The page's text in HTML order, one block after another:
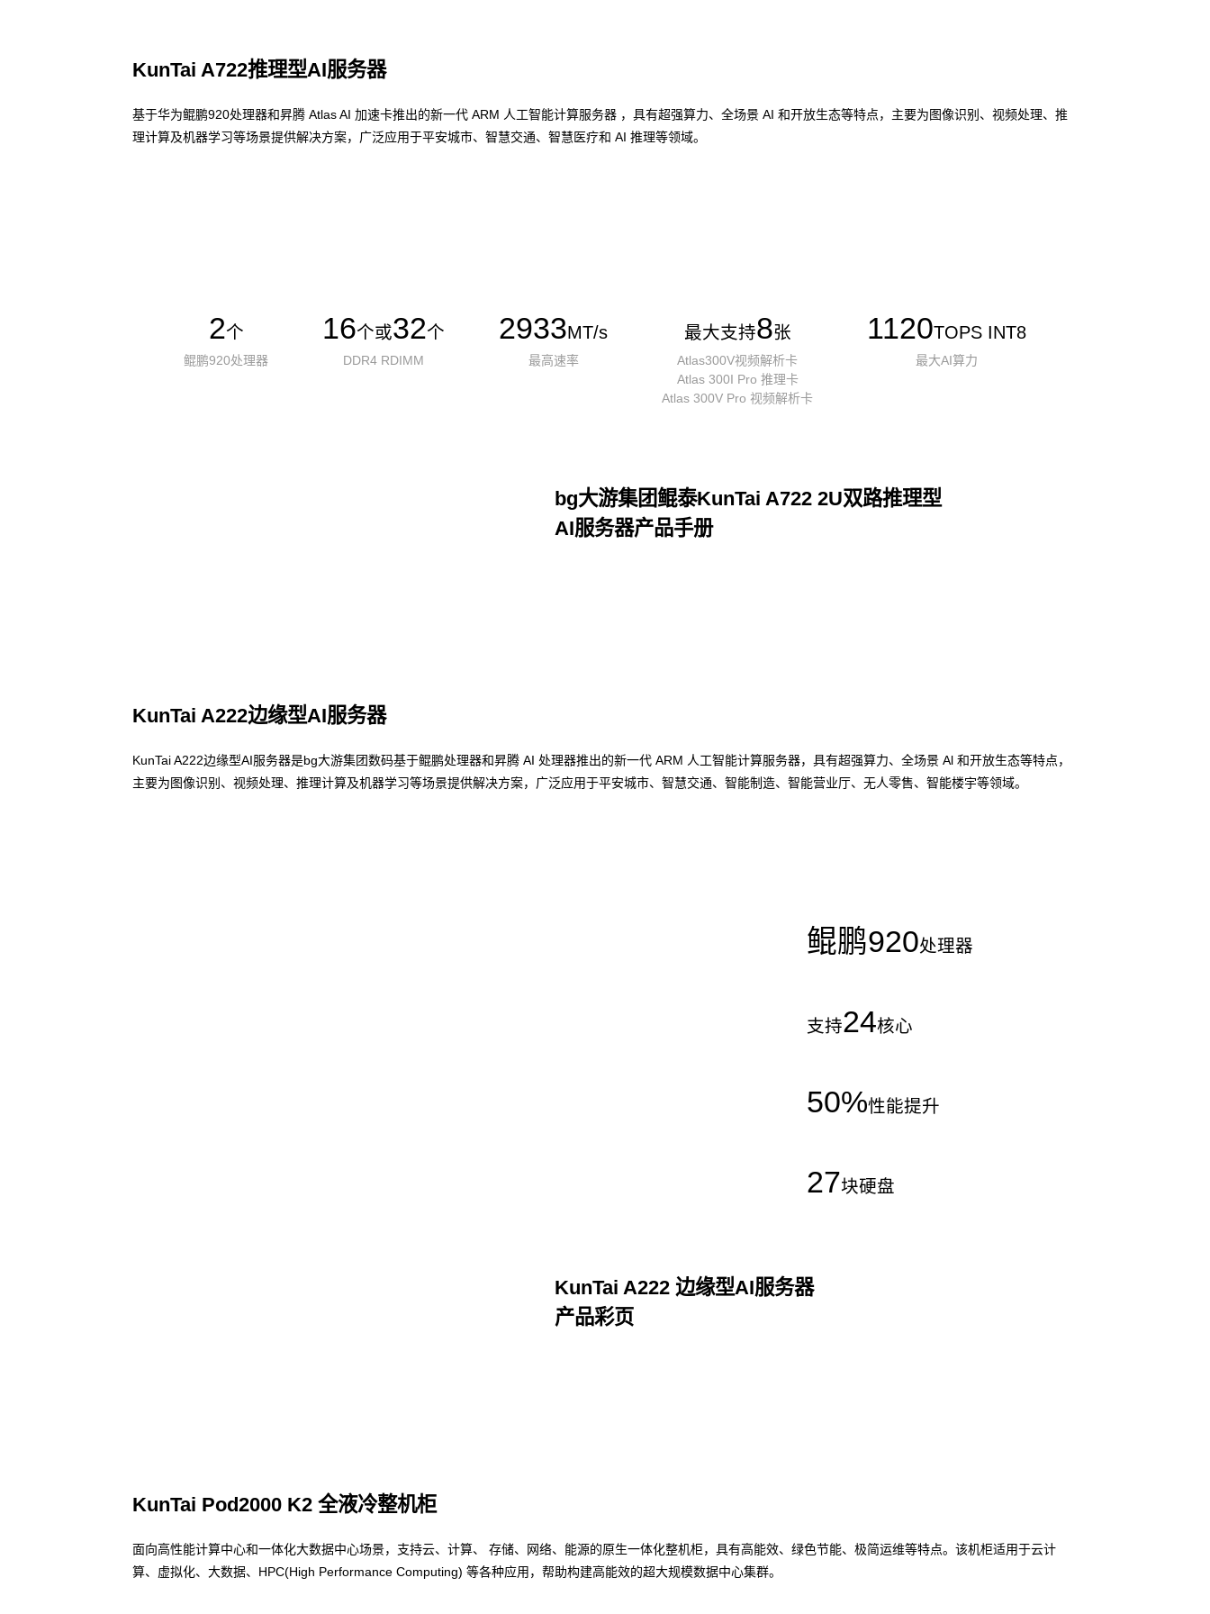
KunTai A722推理型AI服务器
基于华为鲲鹏920处理器和昇腾 Atlas AI 加速卡推出的新一代 ARM 人工智能计算服务器 ，具有超强算力、全场景 AI 和开放生态等特点，主要为图像识别、视频处理、推
理计算及机器学习等场景提供解决方案，广泛应用于平安城市、智慧交通、智慧医疗和 AI 推理等领域。
2个
鲲鹏920处理器
16个或32个
DDR4 RDIMM
2933MT/s
最高速率
最大支持8张
Atlas300V视频解析卡
Atlas 300I Pro 推理卡
Atlas 300V Pro 视频解析卡
1120TOPS INT8
最大AI算力
bg大游集团鲲泰KunTai A722 2U双路推理型
AI服务器产品手册
KunTai A222边缘型AI服务器
KunTai A222边缘型AI服务器是bg大游集团数码基于鲲鹏处理器和昇腾 AI 处理器推出的新一代 ARM 人工智能计算服务器，具有超强算力、全场景 Al 和开放生态等特点，
主要为图像识别、视频处理、推理计算及机器学习等场景提供解决方案，广泛应用于平安城市、智慧交通、智能制造、智能营业厅、无人零售、智能楼宇等领域。
鲲鹏920处理器
支持24核心
50%性能提升
27块硬盘
KunTai A222 边缘型AI服务器
产品彩页
KunTai Pod2000 K2 全液冷整机柜
面向高性能计算中心和一体化大数据中心场景，支持云、计算、 存储、网络、能源的原生一体化整机柜，具有高能效、绿色节能、极简运维等特点。该机柜适用于云计
算、虚拟化、大数据、HPC(High Performance Computing) 等各种应用，帮助构建高能效的超大规模数据中心集群。